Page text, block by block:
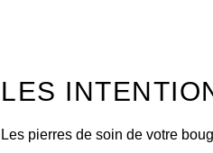
LES
Les pierres de soin de votre